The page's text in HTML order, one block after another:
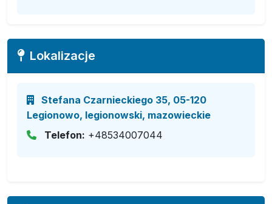
Lokalizacje
Stefana Czarnieckiego 35, 05-120
Legionowo, legionowski, mazowieckie
Telefon: +48534007044